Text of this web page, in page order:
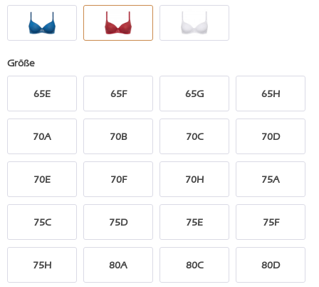
Größe
65E 65F 65G 65H
70A 70B 70C 70D
70E 70F 70H 75A
75C 75D 75E 75F
75H 80A 80C 80D